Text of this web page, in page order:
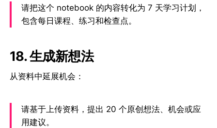
请把这个 notebook 的内容转化为 7 天学习计划，
包含每日课程、练习和检查点。
18. 生成新想法
从资料中延展机会：
请基于上传资料，提出 20 个原创想法、机会或应
用建议。